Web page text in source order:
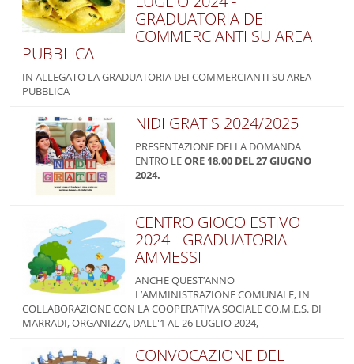
GRADUATORIA DEI
COMMERCIANTI SU AREA
PUBBLICA
IN ALLEGATO LA GRADUATORIA DEI COMMERCIANTI SU AREA
PUBBLICA
NIDI GRATIS 2024/2025
PRESENTAZIONE DELLA DOMANDA
ENTRO LEORE 18.00 DEL 27 GIUGNO
2024.
CENTRO GIOCO ESTIVO
2024 - GRADUATORIA
AMMESSI
ANCHE QUEST’ANNO
L’AMMINISTRAZIONE COMUNALE, IN
COLLABORAZIONE CON LA COOPERATIVA SOCIALE CO.M.E.S. DI
MARRADI, ORGANIZZA, DALL'1 AL 26 LUGLIO 2024,
CONVOCAZIONE DEL